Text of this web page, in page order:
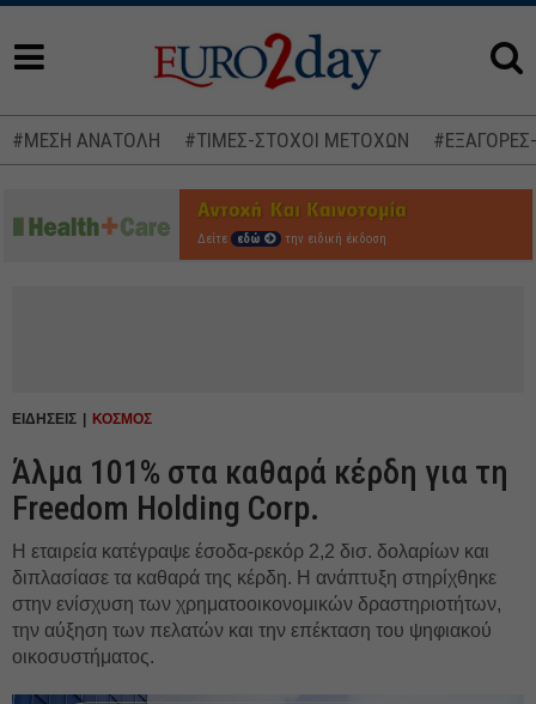
#ΜΕΣΗ ΑΝΑΤΟΛΗ #ΤΙΜΕΣ-ΣΤΟΧΟΙ ΜΕΤΟΧΩΝ
Δείτε εδώ την ειδική έκδοση
ΕΙΔΗΣΕΙΣ ΚΟΣΜΟΣ
Άλμα 101% στα καθαρά κέρδη για τη
Freedom Holding Corp.
Η εταιρεία κατέγραψε έσοδα-ρεκόρ 2,2 δισ. δολαρίων και
διπλασίασε τα καθαρά της κέρδη. Η ανάπτυξη στηρίχθηκε
στην ενίσχυση των χρηματοοικονομικών δραστηριοτήτων,
την αύξηση των πελατών και την επέκταση του ψηφιακού
οικοσυστήματος.